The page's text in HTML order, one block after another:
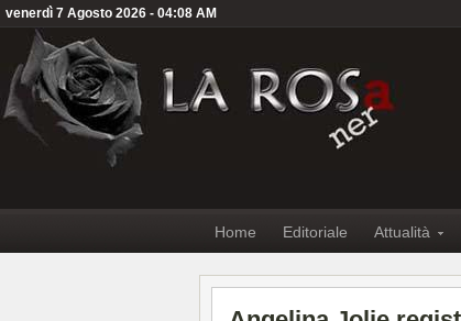
venerdì 7 Agosto 2026 - 04:08 AM
Home Editoriale Attualità